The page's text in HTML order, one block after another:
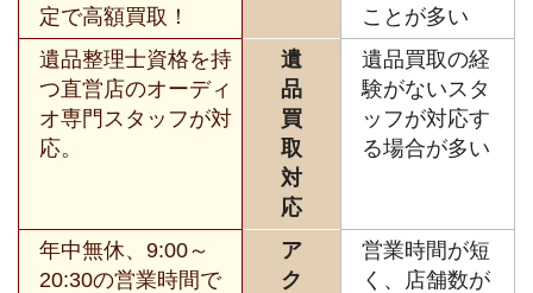
定で高額買取！
ことが多い
遺品整理士資格を持
つ直営店のオーディ
オ専門スタッフが対
応。
遺
品
買
取
対
応
遺品買取の経
験がないスタ
ッフが対応す
る場合が多い
年中無休、9:00～
20:30の営業時間で
ア
ク
営業時間が短
く、店舗数が